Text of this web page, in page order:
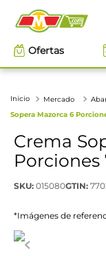
Ofertas
Mercado
Sopera Mazorca 6
Crema
Porciones
SKU: 015080GTIN:
*Imágenes de